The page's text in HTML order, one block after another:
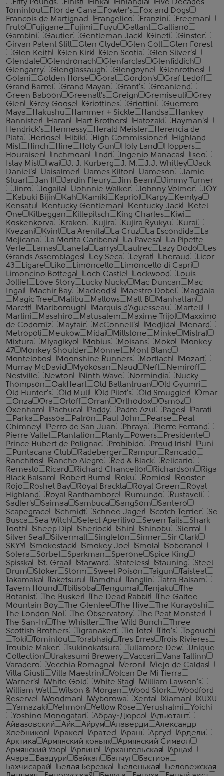
Fifty Pounds Finist Finka Finlandia
Five Decades
Tomintoul
Flor de Cana Fowler's
Fox and Dogs
Francois de Martignac
Frangelico Franzini
Freeman
Fruto
Fujigane Fujimi Fuyu Gallant
Galliano
Gambini
Gautier Gentleman Jack Gineti
Ginster
Girvan Patent Still
Glen Clyde Glen Colt
Glen Forest
Glen Keith
Glen Kirk Glen Scotia
Glen Silver's
Glendale
Glendronach Glenfarclas
Glenfiddich
Glengarry
Glenglassaugh Glengoyne
Glenrothes
Golani
Golden Horse Goral Gordon's
Graf Ledoff
Grand Barrel
Grand Mayan Grant's
Greanlend
Green Baboon
Greenall's Greign Gremiseuli
Grey
Glen
Grey Goose Griottines Griottini
Guerrero
Maya
Hakushu Hammer + Sickle Handsa
Hankey
Bannister
Haran Hart Brothers Hatozaki
Hayman's
Hendrick's
Hennessy Herald Meister
Herencia de
Plata
Heriose Hibiki High Commissioner
Highland
Mist
Hinch Hine Holy Gun Holy Land
Hoppers
Houraisen
Inchmoan Indri Ingenio Manacas
Iseo
Islay Mist
Iwai J. J. Kurberg J. M. J.J. Whitley
Jack
Daniel's
Jaisalmer James Kilton Jameson
Jamie
Stuart
Jan II Jardin Fleury Jim Beam
Jimmy Turner
Jinro
Jogaila Johnnie Walker Johnny Volmer
JOY
Kabuki Bijin
Kah Kamiki Kapriol Karpy
Kemlya
Kensatu
Kentucky Gentleman Kentucky Jack
Ketel
One
Kilbeggan Killepitsch King Charles
Kiwi
Koskenkorva
Kraken Kujira Kujira Ryukyu
Kurai
Kvezani
Kvint La Arenita La Cruz La Escondida
La
Mejicana
La Morita Caribena La Pavesa
La Pipette
Verte
Lamas Laneta Larrys Lautrec Lazy Dodo
Les
Grands Assemblages
Ley Seca Leyrat Lheraud
Licor
43
Ligare Liko Limoncello
Limoncello di Capri
Limoncino Bottega
Loch Castle Lockwood
Louis
Jolliet
Love Story Lucky Nucky Mac Duncan
Mac
Ingal
Machir Bay Macleod's Maestro Dobel
Magdala
Magic Tree
Malibu Mallows Malt B
Manhattan
Marett
Marlborough Marquis d'Aguesseau
Martell
Martini
Masahiro Matusalem Maxime Trijol
Maxximo
de Codorniz
Mayfair McConnell's Medjida
Menard
Metropoli
Meukow Midai Millstone Minke
Mistral
Mixtura
Miyagikyo Mobius Moisans Moko
Monkey
47
Monkey Shoulder Monnet
Mont Blanc
Montelobos
Moonshine Runners Mortlach
Mozart
Murray McDavid
Myokosan Naud Neft
Nemiroff
Nestville
Newton Ninth Wave Normindia
Nucky
Thompson
OakHeart Old Ballantruan
Old Gyumri
Old Hunter's
Old Mull Old Pilot's Old Smuggler
Omar
Onza
Ora Orloff Orran Orthodox
Osmoz
Oxenham
Pachuca Paddy Padre Azul Pages
Parati
Parka
Passoa Patron Paul John Pearse
Peat
Chimney
Perro de San Juan Phraya
Pierre Ferrand
Pierre Vallet
Plantation Planty Powers
Presidente
Prince Hubert de Polignac
Prohibido Proud Irish
Puni
Puntacana Club
Radeberger Rampur
Rancado
Ranchitos
Rancho Alegre Red & Black
Relicario
Remeslo
Ricard Richard Chancellor Richardson
Riga
Black Balsam
Robert Burns Roku Romios
Rooster
Rojo
Roshel Bay Royal Brackla Royal Green
Royal
Highland
Royal Ranthambore Rumundo
Rustaveli
Sadler's
Saimaa Sambuca SangSom
Santero
Scapegrace
Schmidt Schnee Jager Scotch Terrier
Se
Busca
Sea Witch Select Aperitivo Seven Tails
Shark
Tooth
Sheep Dip Sherlock Shin Shinobu
Sierra
Silver Seal
Silvermalt Singleton Sinner
Sir Clark
SKYY
Smokestack Smokey Joe Smola
Soberano
Solera
Sorbet Sparkman Sperone
Spice King
Spisska
St. Graal Starward Stateless Stauning
Steel
Drum
Stoker Storm Sweet Poison Taigun
Taisteal
Takamaka
Taketsuru Tamdhu Tanglin
Tatra Balsam
Tavern Hound
Tbilisoba Tengumai Tenjaku
The
Botanist
The Busker The Dead Rabbit
The Galtee
Mountain Boy
The Glenlee The Hive
The Kurayoshi
The London №1
The Observatory
The Peat Monster
The San-In
The Whistler The Wild Bunch
Three
Scottish Brothers
Tigranakert Tio Toto Tito's
Togouchi
Toki
Tomintoul Torabhaig Tres Erres
Trois Rivieres
Trouble Maker
Tsukinokatsura Tullamore Dew
Unique
Collection
Urakasumi Brewery Vaccari
Vana Tallinn
Varadero
Vecchia Romagna Veroni
Viejo de Caldas
Villa Giusti
Villa Maestrini
Volcan De Mi Tierra
Warner's
White Gold White Stag
William Lawson's
William Watt
Wilson & Morgan Wood Stork
Woodford
Reserve
Woodman Wyborowa Xenta Xiaman
XUXU
Yamazaki
Yehmon Yellow Rose Yerushalmi
Yoichi
Yoshino Monogatari
Абрау-Дюрсо
Адъютант
Айвазовский
Айк Айрум Алаверди
Александр
Хлебников
Аракел Аратес Араш Аргус
Ардели
Арктика
Армянский коньяк
Армянский Символ
Армянский Узор
Арпинэ Архангельская
Арцах
Ачара
Баадури Байкал Балчуг
Бастион
Бахчисарай
Белая Березка Беленькая
Беловежская